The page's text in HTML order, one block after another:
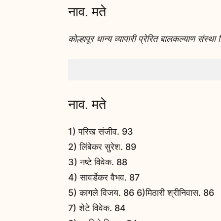
नाव. मते
कोल्हापूर धान्य व्यापारी प्रेरित बालकल्याण
नाव. मते
1) परिख संजीव. 93
2) लिंबेकर सुरेश. 89
3) नष्टे विवेक. 88
4) सावर्डेकर वैभव. 87
5) कागले विजय. 86 6)मिठारी श्रीनिवास. 86
7) शेटे विवेक. 84